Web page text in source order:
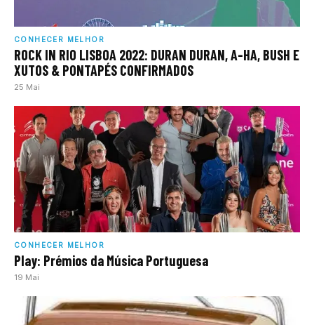
CONHECER MELHOR
ROCK IN RIO LISBOA 2022: DURAN DURAN, A-HA, BUSH E
XUTOS & PONTAPÉS CONFIRMADOS
25 Mai
CONHECER MELHOR
Play: Prémios da Música Portuguesa
19 Mai